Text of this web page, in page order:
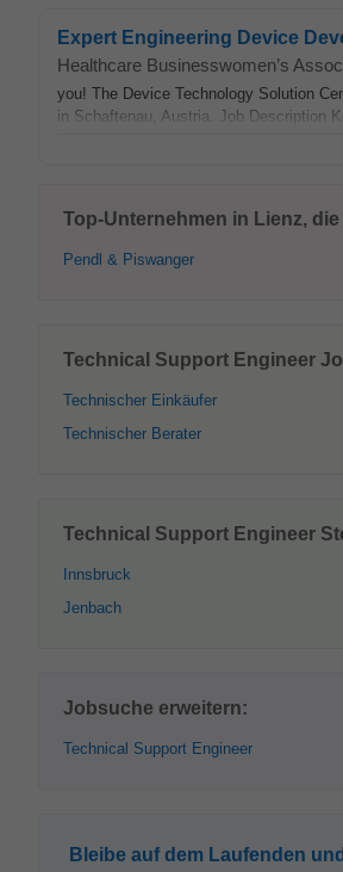
Expert Engineering Device
Healthcare Businesswomen’s
you! The Device Technology Solution
in Schaftenau, Austria. Job Description
Top-Unternehmen in Lienz,
Pendl & Piswanger
Technical Support Engineer
Technischer Einkäufer
Technischer Berater
Technical Support Engineer
Innsbruck
Jenbach
Jobsuche erweitern:
Technical Support Engineer
Bleibe auf dem Laufenden